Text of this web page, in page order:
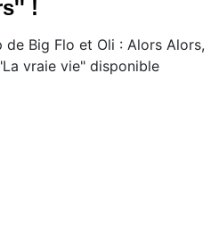
!
Big Flo et Oli : Alors Alors,
vraie vie" disponible